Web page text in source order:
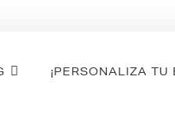
¡PERSONALIZA TU